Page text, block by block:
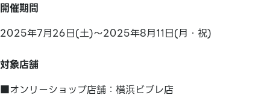
開催期間
2025年7月26日(土)～2025年8月11日(月・祝)
対象店舗
■オンリーショップ店舗：横浜ビブレ店